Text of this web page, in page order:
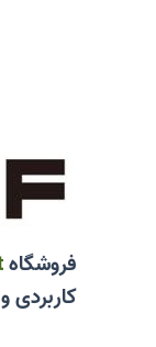
فروشگاه
کاربردی